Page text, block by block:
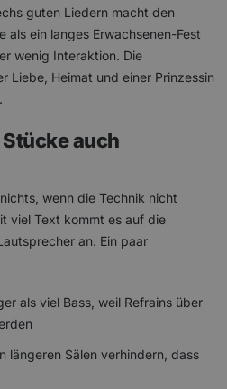
guten Liedern macht den
als ein langes Erwachsenen-Fest
wenig Interaktion. Die
Liebe, Heimat und einer Prinzessin
auch
wenn die Technik nicht
viel Text kommt es auf die
an. Ein paar
als viel Bass, weil Refrains über
längeren Sälen verhindern, dass